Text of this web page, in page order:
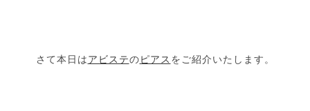
さて本日はアビステのピアス をご紹介いたします。